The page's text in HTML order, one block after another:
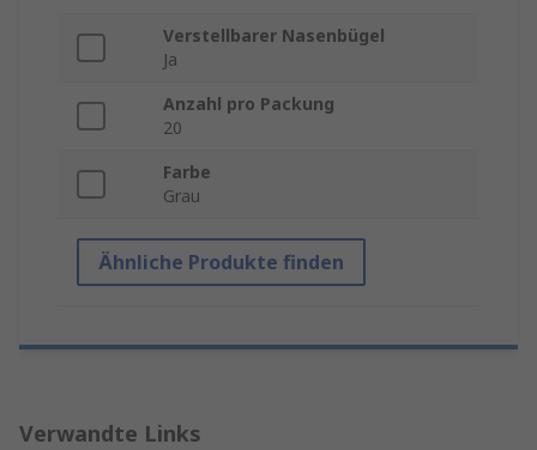
Verstellbarer Nasenbügel
Ja
Anzahl pro Packung
20
Farbe
Grau
Ähnliche Produkte finden
Verwandte Links